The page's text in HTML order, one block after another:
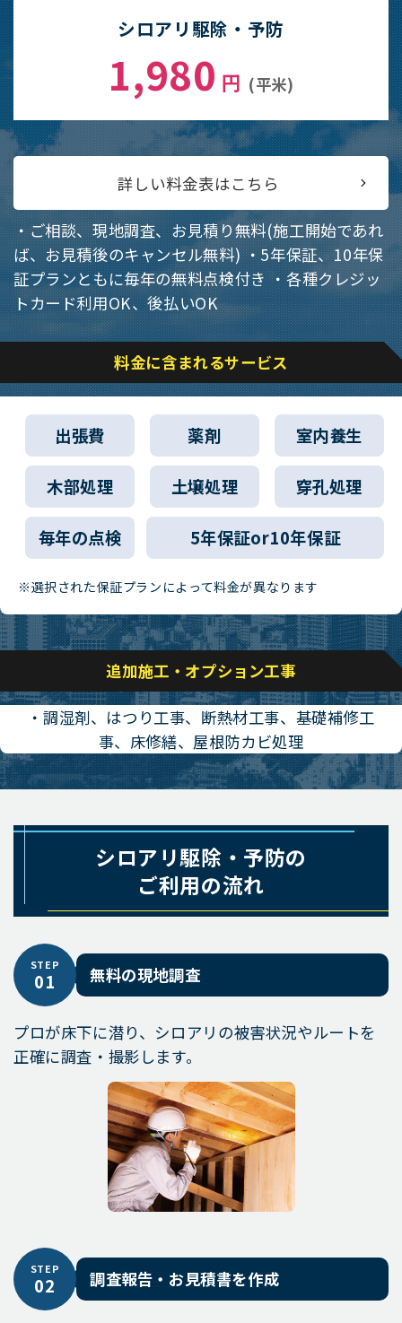
シロアリ駆除・予防
1,980 円 (平米)
詳しい料金表はこちら
・ご相談、現地調査、お見積り無料(施工開始であれ
ば、お見積後のキャンセル無料)・5年保証、10年保
証プランともに毎年の無料点検付き ・各種クレジッ
トカード利用OK、後払いOK
料金に含まれるサービス
出張費 薬剤 室内養生
木部処理 土壌処理 穿孔処理
毎年の点検 5年保証or10年保証
※選択された保証プランによって料金が異なります
追加施工・オプション工事
・調湿剤、はつり工事、断熱材工事、基礎補修工
事、床修繕、屋根防カビ処理
シロアリ駆除・予防の
ご利用の流れ
STEP
01 無料の現地調査
プロが床下に潜り、シロアリの被害状況やルートを
正確に調査・撮影します。
STEP
02 調査報告・お見積書を作成